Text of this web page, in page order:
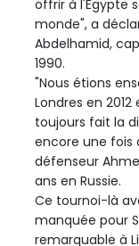
offrir à l'Egypte
monde", a
Abdelhamid,
1990.
"Nous étions
Londres en
toujours fait la
encore une fois
défenseur
ans en Russie.
Ce tournoi-là
manquée pour
remarquable à